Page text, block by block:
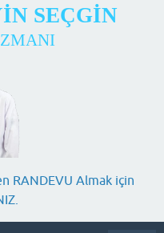
SEÇGİN
RANDEVU Almak için